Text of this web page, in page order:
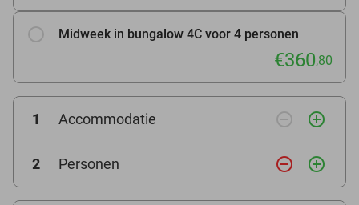
Midweek in bungalow 4C voor 4 personen
€360,80
1 Accommodatie remove_circle_outline add_circle_outline
2 Personen remove_circle_outline add_circle_outline